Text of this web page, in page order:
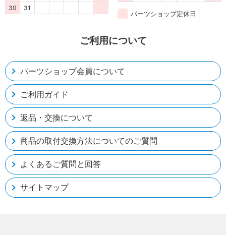
ご利用について
パーツショップ会員について
ご利用ガイド
返品・交換について
商品の取付交換方法についてのご質問
よくあるご質問と回答
サイトマップ
30
31
パーツショップ定休日